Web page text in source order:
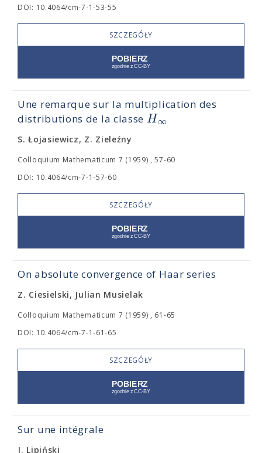
DOI: 10.4064/cm-7-1-53-55
SZCZEGÓŁY
Une remarque sur la multiplication des
distributions de la classe H∞
S. Łojasiewicz, Z. Zieleźny
Colloquium Mathematicum 7 (1959) , 57-60
DOI: 10.4064/cm-7-1-57-60
SZCZEGÓŁY
On absolute convergence of Haar series
Z. Ciesielski, Julian Musielak
Colloquium Mathematicum 7 (1959) , 61-65
DOI: 10.4064/cm-7-1-61-65
SZCZEGÓŁY
Sur une intégrale
J. Lipiński